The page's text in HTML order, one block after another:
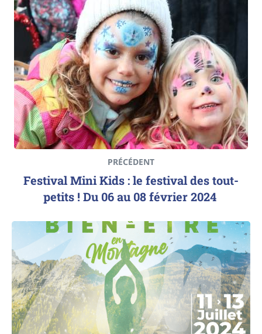
PRÉCÉDENT
Festival Mini Kids : le festival des tout-
petits ! Du 06 au 08 février 2024